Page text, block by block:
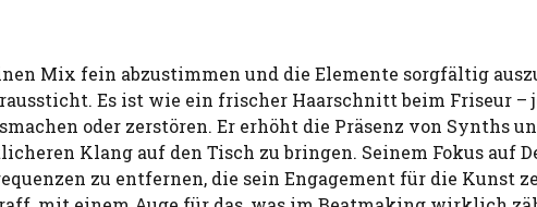
Mix fein abzustimmen und die Elemente sorgfältig
Es ist wie ein frischer Haarschnitt beim Friseur –
oder zerstören. Er erhöht die Präsenz von Synths
Klang auf den Tisch zu bringen. Seinem Fokus auf
zu entfernen, die sein Engagement für die Kunst